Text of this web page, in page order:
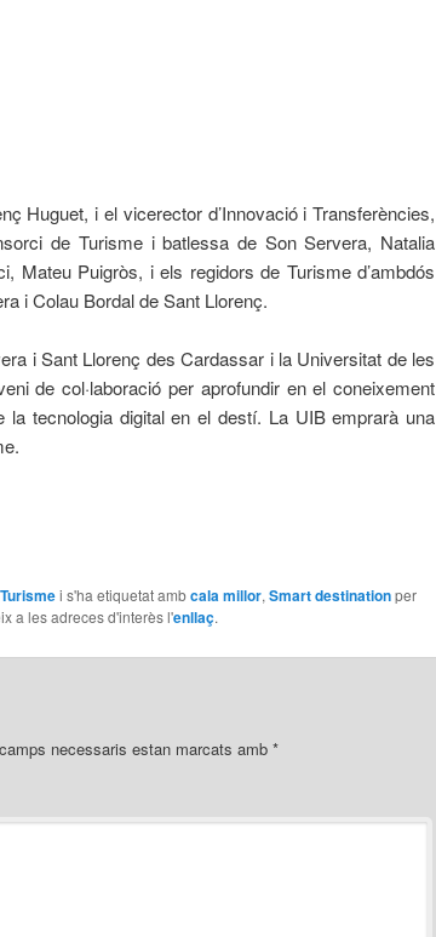
Huguet, i el vicerector d’Innovació i Transferències,
de Turisme i batlessa de Son Servera, Natalia
Mateu Puigròs, i els regidors de Turisme d’ambdós
i Colau Bordal de Sant Llorenç.
i Sant Llorenç des Cardassar i la Universitat de les
de col·laboració per aprofundir en el coneixement
tecnologia digital en el destí. La UIB emprarà una
Turismei s'ha etiquetat ambcala millor, Smart destinationper
a les adreces d'interès l'enllaç.
necessaris estan marcats amb *